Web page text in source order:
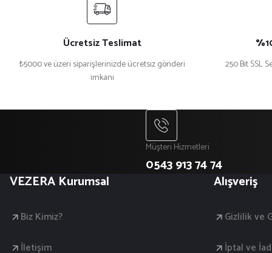
Ücretsiz Teslimat
₺5000 ve üzeri siparişlerinizde ücretsiz gönderi
imkanı
250 Bit SSL
Müşteri Hizmetleri
0543 913 74 74
VEZERA Kurumsal
Biz Kimiz?
İletişim
Alışveriş
Gizlilik ve
İptal ve